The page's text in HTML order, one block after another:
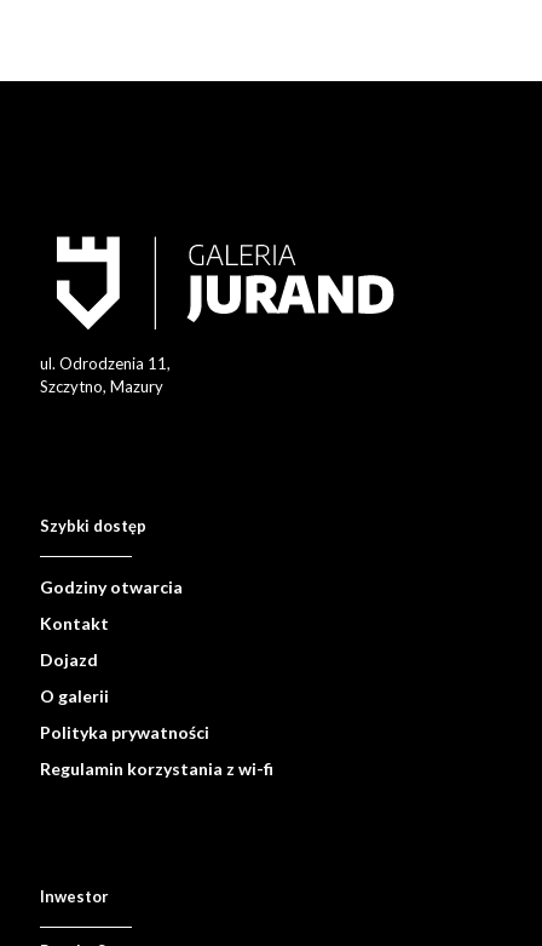
ul. Odrodzenia 11,
Szczytno, Mazury
Szybki dostęp
Godziny otwarcia
Kontakt
Dojazd
O galerii
Polityka prywatności
Regulamin korzystania z wi-fi
Inwestor